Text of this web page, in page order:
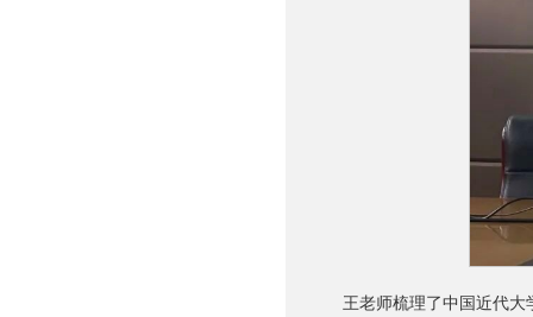
王老师梳理了中国近代